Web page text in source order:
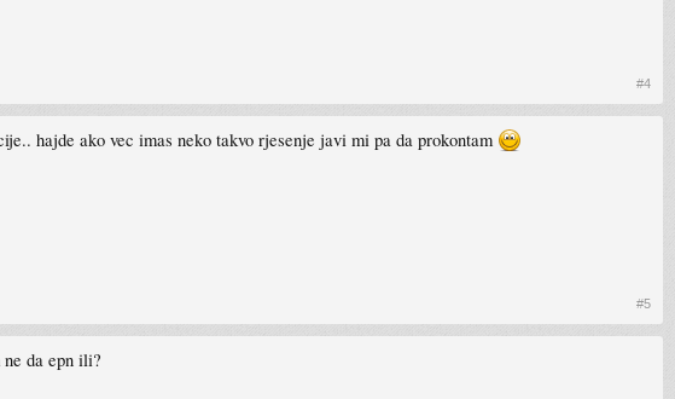
#4
hajde ako vec imas neko takvo rjesenje javi mi pa da prokontam
#5
da epn ili?